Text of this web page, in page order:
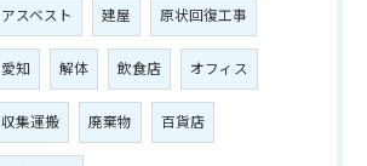
アスベスト 建屋 原状回復工事
愛知 解体 飲食店 オフィス
収集運搬 廃棄物 百貨店